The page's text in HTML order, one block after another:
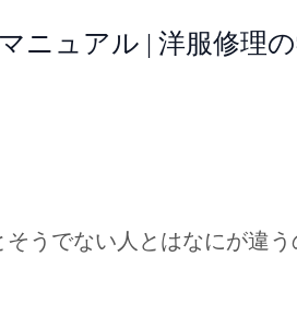
ニュアル | 洋服修理
うでない人とはなにが違う